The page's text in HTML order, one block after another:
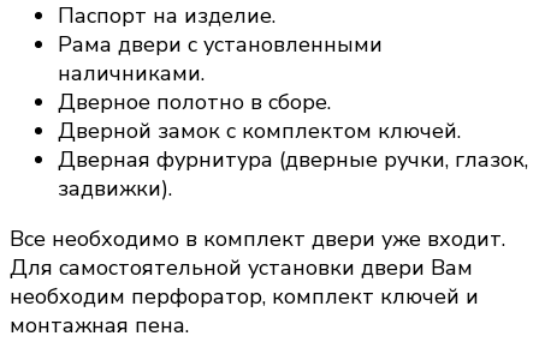
Паспорт на изделие.
Рама двери с установленными
наличниками.
Дверное полотно в сборе.
Дверной замок с комплектом ключей.
Дверная фурнитура (дверные ручки, глазок,
задвижки).
Все необходимо в комплект двери уже входит.
Для самостоятельной установки двери Вам
необходим перфоратор, комплект ключей и
монтажная пена.